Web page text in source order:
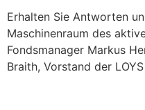
Erhalten Sie Antworten
Maschinenraum des
Fondsmanager Markus
Braith, Vorstand der LOYS